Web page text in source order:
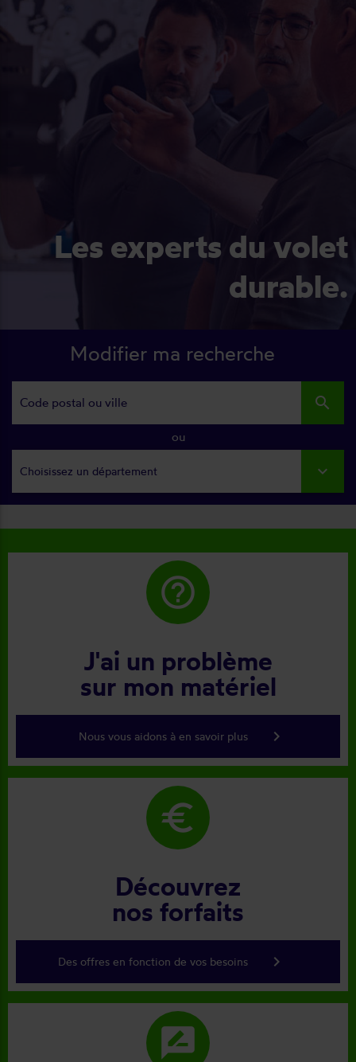
Les experts du volet
durable.
Modifier ma recherche
search
ou
Choisissez un département
help_outline
J'ai un problème
sur mon matériel
Nous vous aidons à en savoir plus keyboard_arrow_right
euro
Découvrez
nos forfaits
Des offres en fonction de vos besoins keyboard_arrow_right
rate_review